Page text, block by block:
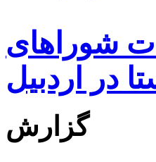
انتخابات شوراهای
در اردبیل
گزارش